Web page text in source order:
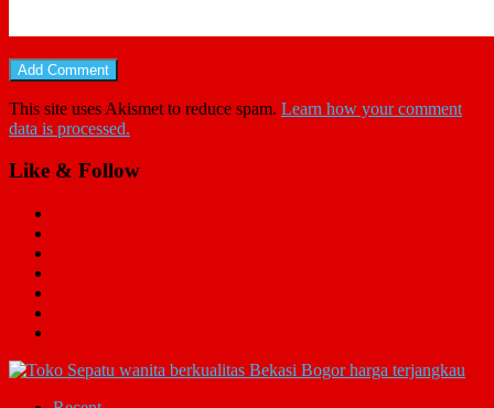
This site uses Akismet to reduce spam. Learn how your comment
data is processed.
Like & Follow